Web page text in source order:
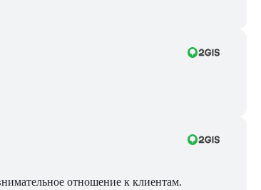
отношение к клиентам.